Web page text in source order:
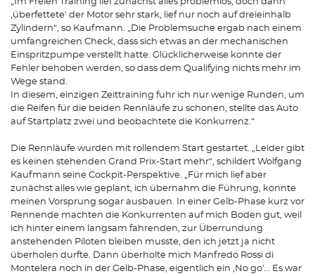
,überfettete' der Motor sehr stark, lief nur noch auf dreieinhalb
Zylindern“, so Kaufmann. „Die Problemsuche ergab nach einem
umfangreichen Check, dass sich etwas an der mechanischen
Einspritzpumpe verstellt hatte. Glücklicherweise konnte der
Fehler behoben werden, so dass dem Qualifying nichts mehr im
Wege stand.
In diesem, einzigen Zeittraining fuhr ich nur wenige Runden, um
die Reifen für die beiden Rennläufe zu schonen, stellte das Auto
auf Startplatz zwei und beobachtete die Konkurrenz.“
Die Rennläufe wurden mit rollendem Start gestartet. „Leider gibt
es keinen stehenden Grand Prix-Start mehr“, schildert Wolfgang
Kaufmann seine Cockpit-Perspektive. „Für mich lief aber
zunächst alles wie geplant, ich übernahm die Führung, konnte
meinen Vorsprung sogar ausbauen. In einer Gelb-Phase kurz vor
Rennende machten die Konkurrenten auf mich Boden gut, weil
ich hinter einem langsam fahrenden, zur Überrundung
anstehenden Piloten bleiben musste, den ich jetzt ja nicht
überholen durfte. Dann überholte mich Manfredo Rossi di
Montelera noch in der Gelb-Phase, eigentlich ein ,No go'... Es war